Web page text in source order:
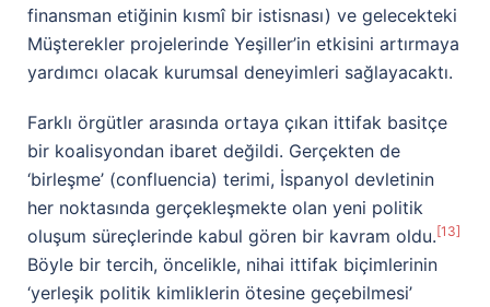
finansman etiğinin kısmî bir istisnası) ve gelecekteki
Müşterekler projelerinde Yeşiller’in etkisini artırmaya
yardımcı olacak kurumsal deneyimleri sağlayacaktı.
Farklı örgütler arasında ortaya çıkan ittifak basitçe
bir koalisyondan ibaret değildi. Gerçekten de
‘birleşme’ (confluencia) terimi, İspanyol devletinin
her noktasında gerçekleşmekte olan yeni politik
oluşum süreçlerinde kabul gören bir kavram oldu. [13]
Böyle bir tercih, öncelikle, nihai ittifak biçimlerinin
‘yerleşik politik kimliklerin ötesine geçebilmesi’